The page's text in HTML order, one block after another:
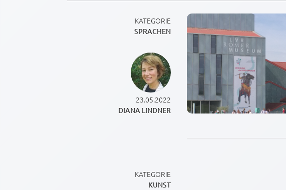
KATEGORIE
SPRACHEN
23.05.2022
DIANA LINDNER
KATEGORIE
KUNST